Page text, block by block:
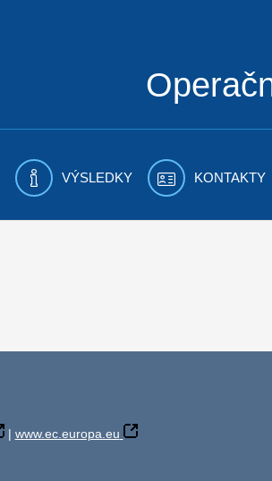
VÝSLEDKY KONTAKTY
| www.ec.europa.eu